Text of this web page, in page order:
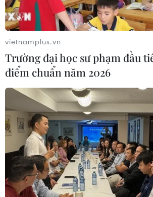
Lãnh tụ Tối cao Iran đe dọa
cái chết của tướng Soleimani
Ông Ali Khamenei cho biết cuộc tấn
tên lửa nhằm vào căn cứ không quân
Iraq là một cái tát vào mặt người Mỹ
mạnh hơn sẽ xảy ra trong tương lai.
vietnamplus.vn
Trường đại học sư phạm đầu
điểm chuẩn năm 2026